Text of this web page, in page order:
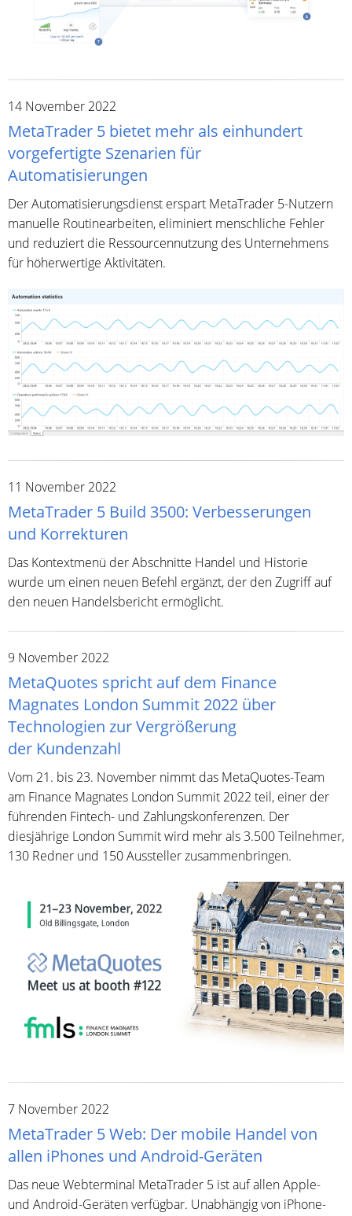
14 November 2022
MetaTrader 5 bietet mehr als einhundert
vorgefertigte Szenarien für
Automatisierungen
Der Automatisierungsdienst erspart MetaTrader 5-Nutzern
manuelle Routinearbeiten, eliminiert menschliche Fehler
und reduziert die Ressourcennutzung des Unternehmens
für höherwertige Aktivitäten.
11 November 2022
MetaTrader 5 Build 3500: Verbesserungen
und Korrekturen
Das Kontextmenü der Abschnitte Handel und Historie
wurde um einen neuen Befehl ergänzt, der den Zugriff auf
den neuen Handelsbericht ermöglicht.
9 November 2022
MetaQuotes spricht auf dem Finance
Magnates London Summit 2022 über
Technologien zur Vergrößerung
der Kundenzahl
Vom 21. bis 23. November nimmt das MetaQuotes-Team
am Finance Magnates London Summit 2022 teil, einer der
führenden Fintech- und Zahlungskonferenzen. Der
diesjährige London Summit wird mehr als 3.500 Teilnehmer,
130 Redner und 150 Aussteller zusammenbringen.
7 November 2022
MetaTrader 5 Web: Der mobile Handel von
allen iPhones und Android-Geräten
Das neue Webterminal MetaTrader 5 ist auf allen Apple-
und Android-Geräten verfügbar. Unabhängig von iPhone-